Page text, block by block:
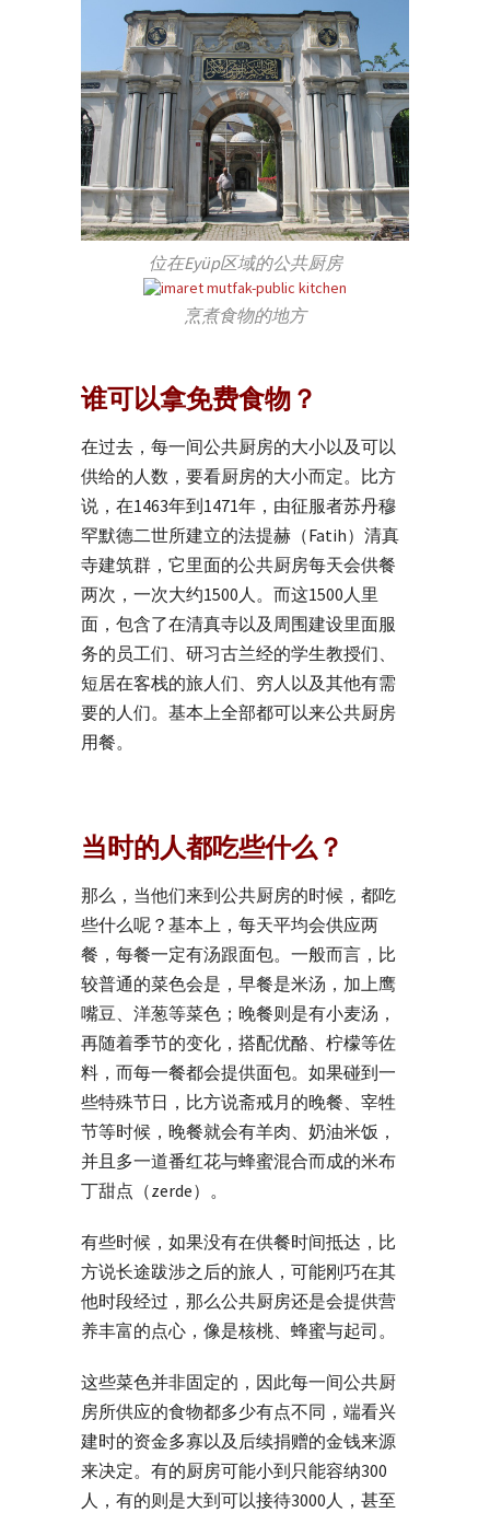
位在Eyüp区域的公共厨房
烹煮食物的地方
谁可以拿免费食物？
在过去，每一间公共厨房的大小以及可以
供给的人数，要看厨房的大小而定。比方
说，在1463年到1471年，由征服者苏丹穆
罕默德二世所建立的法提赫（Fatih）清真
寺建筑群，它里面的公共厨房每天会供餐
两次，一次大约1500人。而这1500人里
面，包含了在清真寺以及周围建设里面服
务的员工们、研习古兰经的学生教授们、
短居在客栈的旅人们、穷人以及其他有需
要的人们。基本上全部都可以来公共厨房
用餐。
当时的人都吃些什么？
那么，当他们来到公共厨房的时候，都吃
些什么呢？基本上，每天平均会供应两
餐，每餐一定有汤跟面包。一般而言，比
较普通的菜色会是，早餐是米汤，加上鹰
嘴豆、洋葱等菜色；晚餐则是有小麦汤，
再随着季节的变化，搭配优酪、柠檬等佐
料，而每一餐都会提供面包。如果碰到一
些特殊节日，比方说斋戒月的晚餐、宰牲
节等时候，晚餐就会有羊肉、奶油米饭，
并且多一道番红花与蜂蜜混合而成的米布
丁甜点（zerde）。
有些时候，如果没有在供餐时间抵达，比
方说长途跋涉之后的旅人，可能刚巧在其
他时段经过，那么公共厨房还是会提供营
养丰富的点心，像是核桃、蜂蜜与起司。
这些菜色并非固定的，因此每一间公共厨
房所供应的食物都多少有点不同，端看兴
建时的资金多寡以及后续捐赠的金钱来源
来决定。有的厨房可能小到只能容纳300
人，有的则是大到可以接待3000人，甚至